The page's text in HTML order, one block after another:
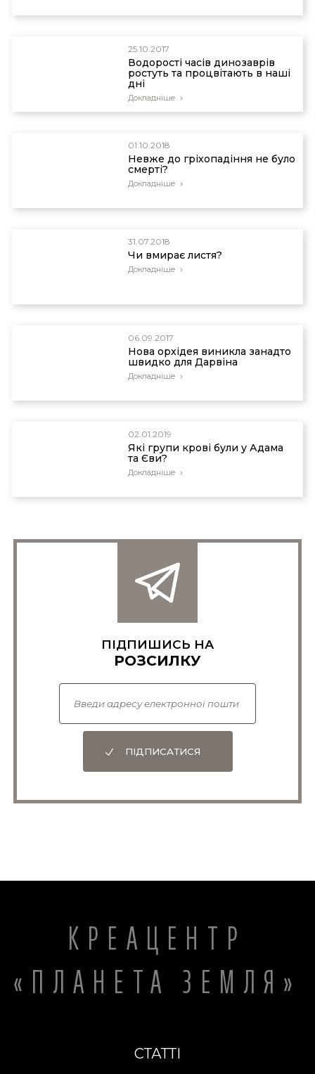
25.10.2017
Водорості часів динозаврів
ростуть та процвітають в наші
дні
Докладніше
01.10.2018
Невже до гріхопадіння не було
смерті?
Докладніше
31.07.2018
Чи вмирає листя?
Докладніше
06.09.2017
Нова орхідея виникла занадто
швидко для Дарвіна
Докладніше
02.01.2019
Які групи крові були у Адама
та Єви?
Докладніше
ПІДПИШИСЬ НА
РОЗСИЛКУ
ПІДПИСАТИСЯ
КРЕАЦЕНТР
«ПЛАНЕТА ЗЕМЛЯ»
СТАТТІ